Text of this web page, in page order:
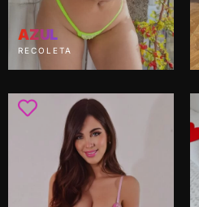
AZUL
RECOLETA